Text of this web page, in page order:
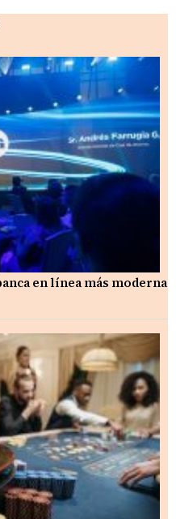
en línea más moderna